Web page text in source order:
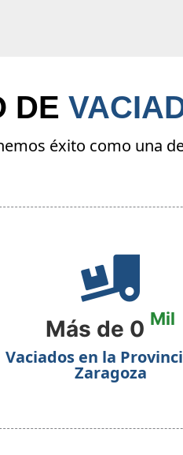
DE
éxito como una
Más de 0 Mil
Vaciados en la
Zaragoza